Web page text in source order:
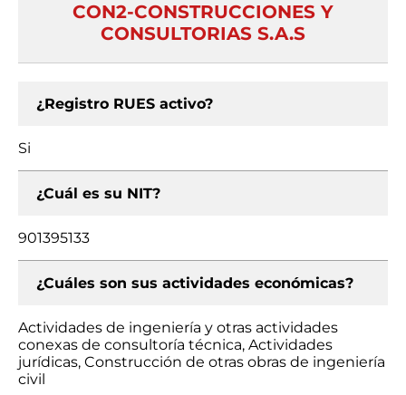
CON2-CONSTRUCCIONES Y
CONSULTORIAS S.A.S
¿Registro RUES activo?
Si
¿Cuál es su NIT?
901395133
¿Cuáles son sus actividades económicas?
Actividades de ingeniería y otras actividades
conexas de consultoría técnica, Actividades
jurídicas, Construcción de otras obras de ingeniería
civil